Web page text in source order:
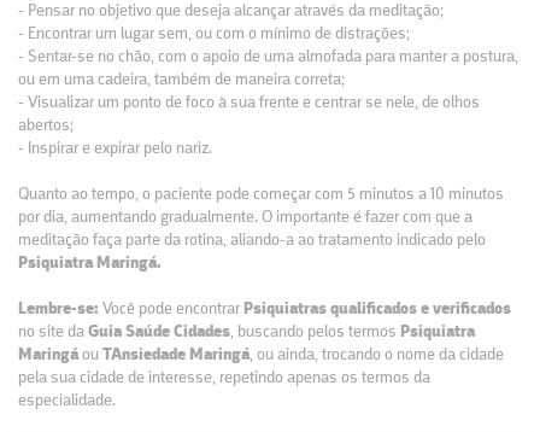
- Pensar no objetivo que deseja alcançar através da meditação;
- Encontrar um lugar sem, ou com o mínimo de distrações;
- Sentar-se no chão, com o apoio de uma almofada para manter a postura,
ou em uma cadeira, também de maneira correta;
- Visualizar um ponto de foco à sua frente e centrar se nele, de olhos
abertos;
- Inspirar e expirar pelo nariz.
Quanto ao tempo, o paciente pode começar com 5 minutos a 10 minutos
por dia, aumentando gradualmente. O importante é fazer com que a
meditação faça parte da rotina, aliando-a ao tratamento indicado pelo
Psiquiatra Maringá.
Lembre-se: Você pode encontrar Psiquiatras qualificados e verificados
no site da Guia Saúde Cidades, buscando pelos termos Psiquiatra
Maringáou TAnsiedade Maringá, ou ainda, trocando o nome da cidade
pela sua cidade de interesse, repetindo apenas os termos da
especialidade.